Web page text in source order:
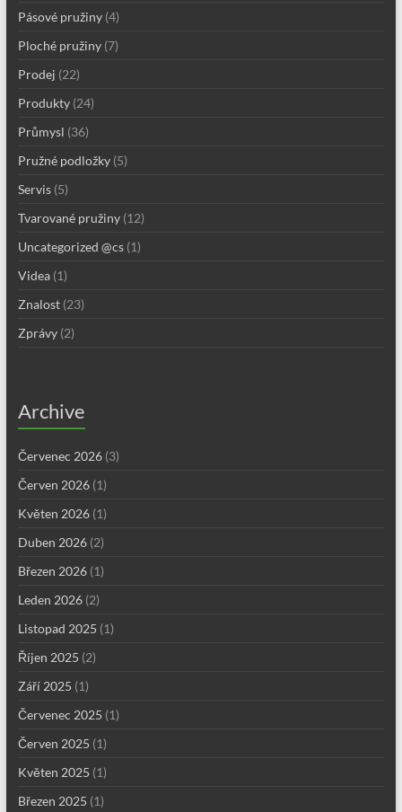
Pásové pružiny(4)
Ploché pružiny(7)
Prodej (22)
Produkty(24)
Průmysl (36)
Pružné podložky(5)
Servis(5)
Tvarované pružiny(12)
Uncategorized @cs(1)
Videa(1)
Znalost(23)
Zprávy(2)
Archive
Červenec 2026(3)
Červen 2026(1)
Květen 2026(1)
Duben 2026(2)
Březen 2026(1)
Leden 2026(2)
Listopad 2025 (1)
Říjen 2025 (2)
Září 2025 (1)
Červenec 2025 (1)
Červen 2025 (1)
Květen 2025 (1)
Březen 2025 (1)